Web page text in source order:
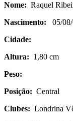
Nome:
Nascimento: 05/
Cidade:
Altura: 1,80
Peso:
Posição: Central
Clubes: Londrina